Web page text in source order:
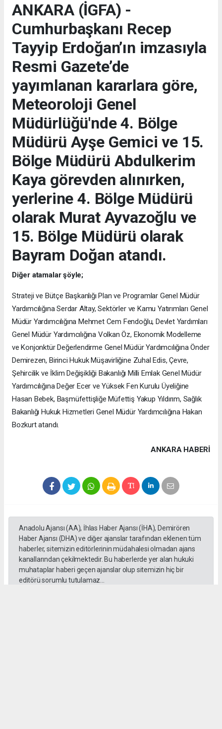
ANKARA (İGFA) -
Cumhurbaşkanı Recep
Tayyip Erdoğan’ın imzasıyla
Resmi Gazete’de
yayımlanan kararlara göre,
Meteoroloji Genel
Müdürlüğü'nde 4. Bölge
Müdürü Ayşe Gemici ve 15.
Bölge Müdürü Abdulkerim
Kaya görevden alınırken,
yerlerine 4. Bölge Müdürü
olarak Murat Ayvazoğlu ve
15. Bölge Müdürü olarak
Bayram Doğan atandı.
Diğer atamalar şöyle;
Strateji ve Bütçe Başkanlığı Plan ve Programlar Genel Müdür
Yardımcılığına Serdar Altay, Sektörler ve Kamu Yatırımları Genel
Müdür Yardımcılığına Mehmet Cem Fendoğlu, Devlet Yardımları
Genel Müdür Yardımcılığına Volkan Öz, Ekonomik Modelleme
ve Konjonktür Değerlendirme Genel Müdür Yardımcılığına Önder
Demirezen, Birinci Hukuk Müşavirliğine Zuhal Edis, Çevre,
Şehircilik ve İklim Değişikliği Bakanlığı Milli Emlak Genel Müdür
Yardımcılığına Değer Ecer ve Yüksek Fen Kurulu Üyeliğine
Hasan Bebek, Başmüfettişliğe Müfettiş Yakup Yıldırım, Sağlık
Bakanlığı Hukuk Hizmetleri Genel Müdür Yardımcılığına Hakan
Bozkurt atandı.
ANKARA HABERİ
Anadolu Ajansı (AA), İhlas Haber Ajansı (İHA), Demirören
Haber Ajansı (DHA) ve diğer ajanslar tarafından eklenen tüm
haberler, sitemizin editörlerinin müdahalesi olmadan ajans
kanallarından çekilmektedir. Bu haberlerde yer alan hukuki
muhataplar haberi geçen ajanslar olup sitemizin hiç bir
editörü sorumlu tutulamaz...